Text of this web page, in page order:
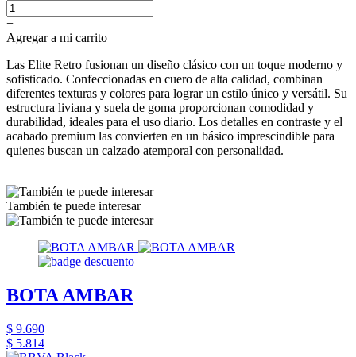
+
Agregar a mi carrito
Las Elite Retro fusionan un diseño clásico con un toque moderno y
sofisticado. Confeccionadas en cuero de alta calidad, combinan
diferentes texturas y colores para lograr un estilo único y versátil. Su
estructura liviana y suela de goma proporcionan comodidad y
durabilidad, ideales para el uso diario. Los detalles en contraste y el
acabado premium las convierten en un básico imprescindible para
quienes buscan un calzado atemporal con personalidad.
También te puede interesar
BOTA AMBAR
$ 9.690
$ 5.814